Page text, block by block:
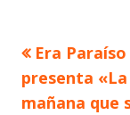
de
Artículo
anterior
Era Paraíso
presenta «La
mañana que